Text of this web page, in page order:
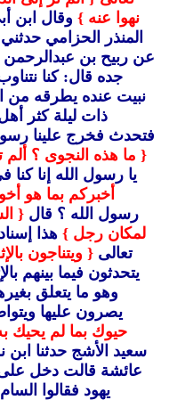
نهوا عنه } وقال ابن
المنذر الحزامي
عن ربيح بن
جده قال: كنا
نبيت عنده يطرقه من
ذات ليلة كثر
فتحدث فخرج علينا
{ ما هذه النجوى ؟ ألم
يا رسول الله إنا
أخبركم بما هو
رسول الله ؟ قال {
لمكان رجل } هذا
تعالى { ويتناجون
يتحدثون فيما بينهم
وهو ما يتعلق
يصرون عليها
حيوك بما لم يحيك
سعيد الأشج حدثنا
عائشة قالت دخل
يهود فقالوا